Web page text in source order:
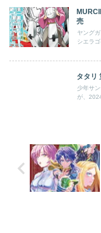
売
ヤング
シエラ
タタリ
少年サ
が、